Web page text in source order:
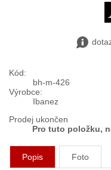
Kód:
bh-m-426
Výrobce:
Ibanez
Prodej ukončen
Pro tuto položku,
Popis Foto